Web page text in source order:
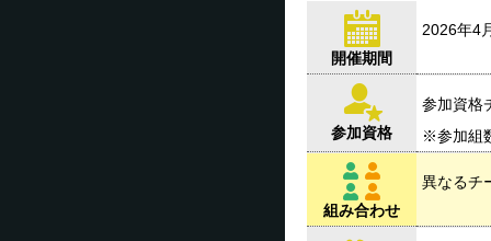
開催期間
2026年4
参加資格
参加資格
※参加組
組み合わせ
異なるチ